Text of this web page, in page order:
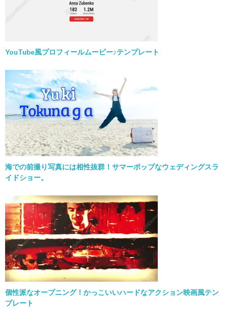
YouTube風プロフィールムービー♪テンプレート
海での前撮り写真には相性抜群！サマーポップなウェディングスラ
イドショー。
個性派なオープニング！かっこいいハードなアクション映画風テン
プレート